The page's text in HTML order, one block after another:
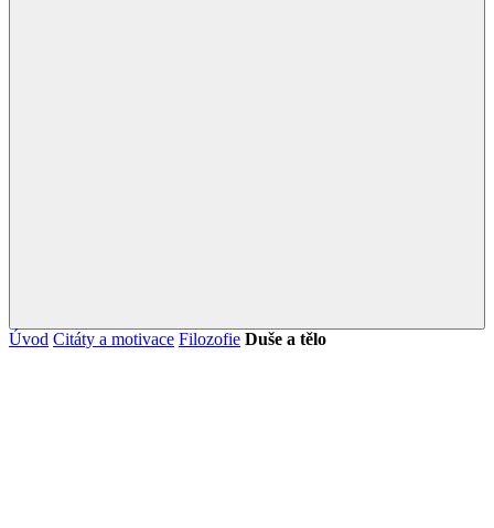
Úvod Citáty a motivace Filozofie Duše a tělo